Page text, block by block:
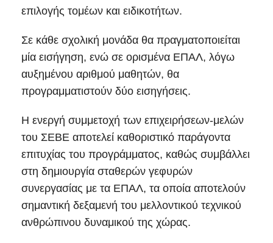
επιλογής τομέων και ειδικοτήτων.
Σε κάθε σχολική μονάδα θα πραγματοποιείται
μία εισήγηση, ενώ σε ορισμένα ΕΠΑΛ, λόγω
αυξημένου αριθμού μαθητών, θα
προγραμματιστούν δύο εισηγήσεις.
Η ενεργή συμμετοχή των επιχειρήσεων-μελών
του ΣΕΒΕ αποτελεί καθοριστικό παράγοντα
επιτυχίας του προγράμματος, καθώς συμβάλλει
στη δημιουργία σταθερών γεφυρών
συνεργασίας με τα ΕΠΑΛ, τα οποία αποτελούν
σημαντική δεξαμενή του μελλοντικού τεχνικού
ανθρώπινου δυναμικού της χώρας.